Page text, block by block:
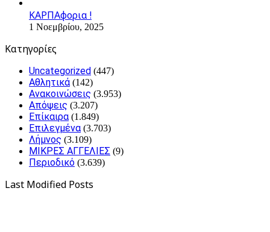
ΚΑΡΠΑφορια !
1 Νοεμβρίου, 2025
Kατηγορίες
Uncategorized (447)
Αθλητικά (142)
Ανακοινώσεις (3.953)
Απόψεις (3.207)
Επίκαιρα (1.849)
Επιλεγμένα (3.703)
Λήμνος (3.109)
ΜΙΚΡΕΣ ΑΓΓΕΛΙΕΣ (9)
Περιοδικό (3.639)
Last Modified Posts